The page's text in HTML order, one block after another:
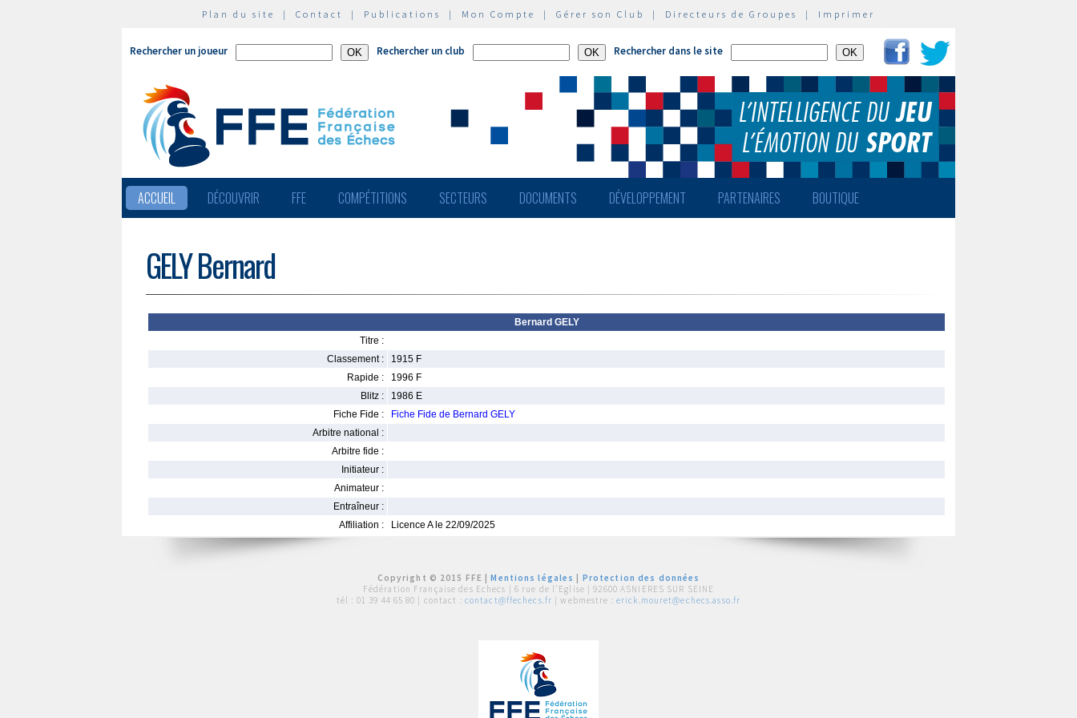
Plan du site | Contact | Publications | Mon Compte | Gérer son Club | Directeurs de Groupes | Imprimer
Rechercher un joueur Rechercher un club Rechercher dans le site
ACCUEIL DÉCOUVRIR FFE COMPÉTITIONS SECTEURS DOCUMENTS DÉVELOPPEMENT PARTENAIRES BOUTIQUE
GELY Bernard
Bernard GELY
Titre :
Classement :
1915 F
Rapide :
1996 F
Blitz :
1986 E
Fiche Fide :
Fiche Fide de Bernard GELY
Arbitre national :
Arbitre fide :
Initiateur :
Animateur :
Entraîneur :
Affiliation :
Licence A le 22/09/2025
Copyright © 2015 FFE |Mentions légales
Protection des données
Fédération Française des Echecs | 6 rue de l'Eglise | 92600 ASNIERES SUR SEINE
tél : 01 39 44 65 80 | contact : contact@ffechecs.fr | webmestre : erick.mouret@echecs.asso.fr